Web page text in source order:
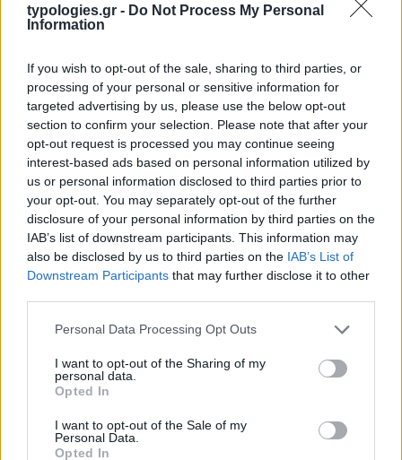
typologies.gr - Do Not Process My Personal
Information
If you wish to opt-out of the sale, sharing to third parties, or
processing of your personal or sensitive information for
targeted advertising by us, please use the below opt-out
section to confirm your selection. Please note that after your
opt-out request is processed you may continue seeing
interest-based ads based on personal information utilized by
us or personal information disclosed to third parties prior to
your opt-out. You may separately opt-out of the further
disclosure of your personal information by third parties on the
IAB’s list of downstream participants. This information may
also be disclosed by us to third parties on the IAB’s List of
Downstream Participants that may further disclose it to other
Please note that this website/app uses one or more Google
not limited to your visit or usage behaviour. You may click to
grant or deny consent to Google and its third-party tags to
use your data for below specified purposes in below Google
consent section.
Personal Data Processing Opt Outs
I want to opt-out of the Sharing of my
personal data.
Opted In
I want to opt-out of the Sale of my
Personal Data.
Opted In